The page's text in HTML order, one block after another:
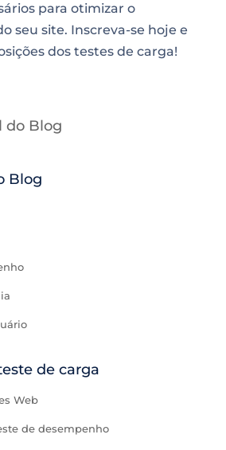
para otimizar o
seu site. Inscreva-se hoje e
dos testes de carga!
do Blog
Blog
de carga
Web
de desempenho